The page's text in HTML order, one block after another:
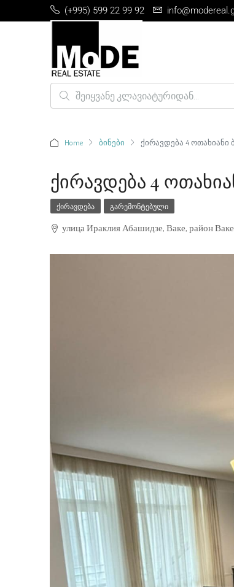
(+995) 599 22 99 92
Home ბინები ქირავდება 4 ოთახიანი
Ქირავდება 4
ᲥᲘᲠᲐᲕᲓᲔᲑᲐ ᲒᲐᲠᲔᲛᲝᲜᲢᲔᲑᲣᲚᲘ
улица Ираклия Абашидзе, Ваке, район